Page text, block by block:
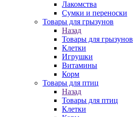
Лакомства
Сумки и переноски
Товары для грызунов
Назад
Товары для грызунов
Клетки
Игрушки
Витамины
Корм
Товары для птиц
Назад
Товары для птиц
Клетки